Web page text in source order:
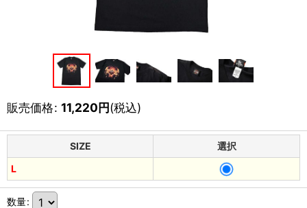
販売価格: 11,220円(税込)
SIZE
選択
L
数量: